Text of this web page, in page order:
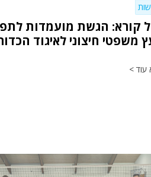
קורא: הגשת מועמדות
משפטי חיצוני לאיגוד
עוד >